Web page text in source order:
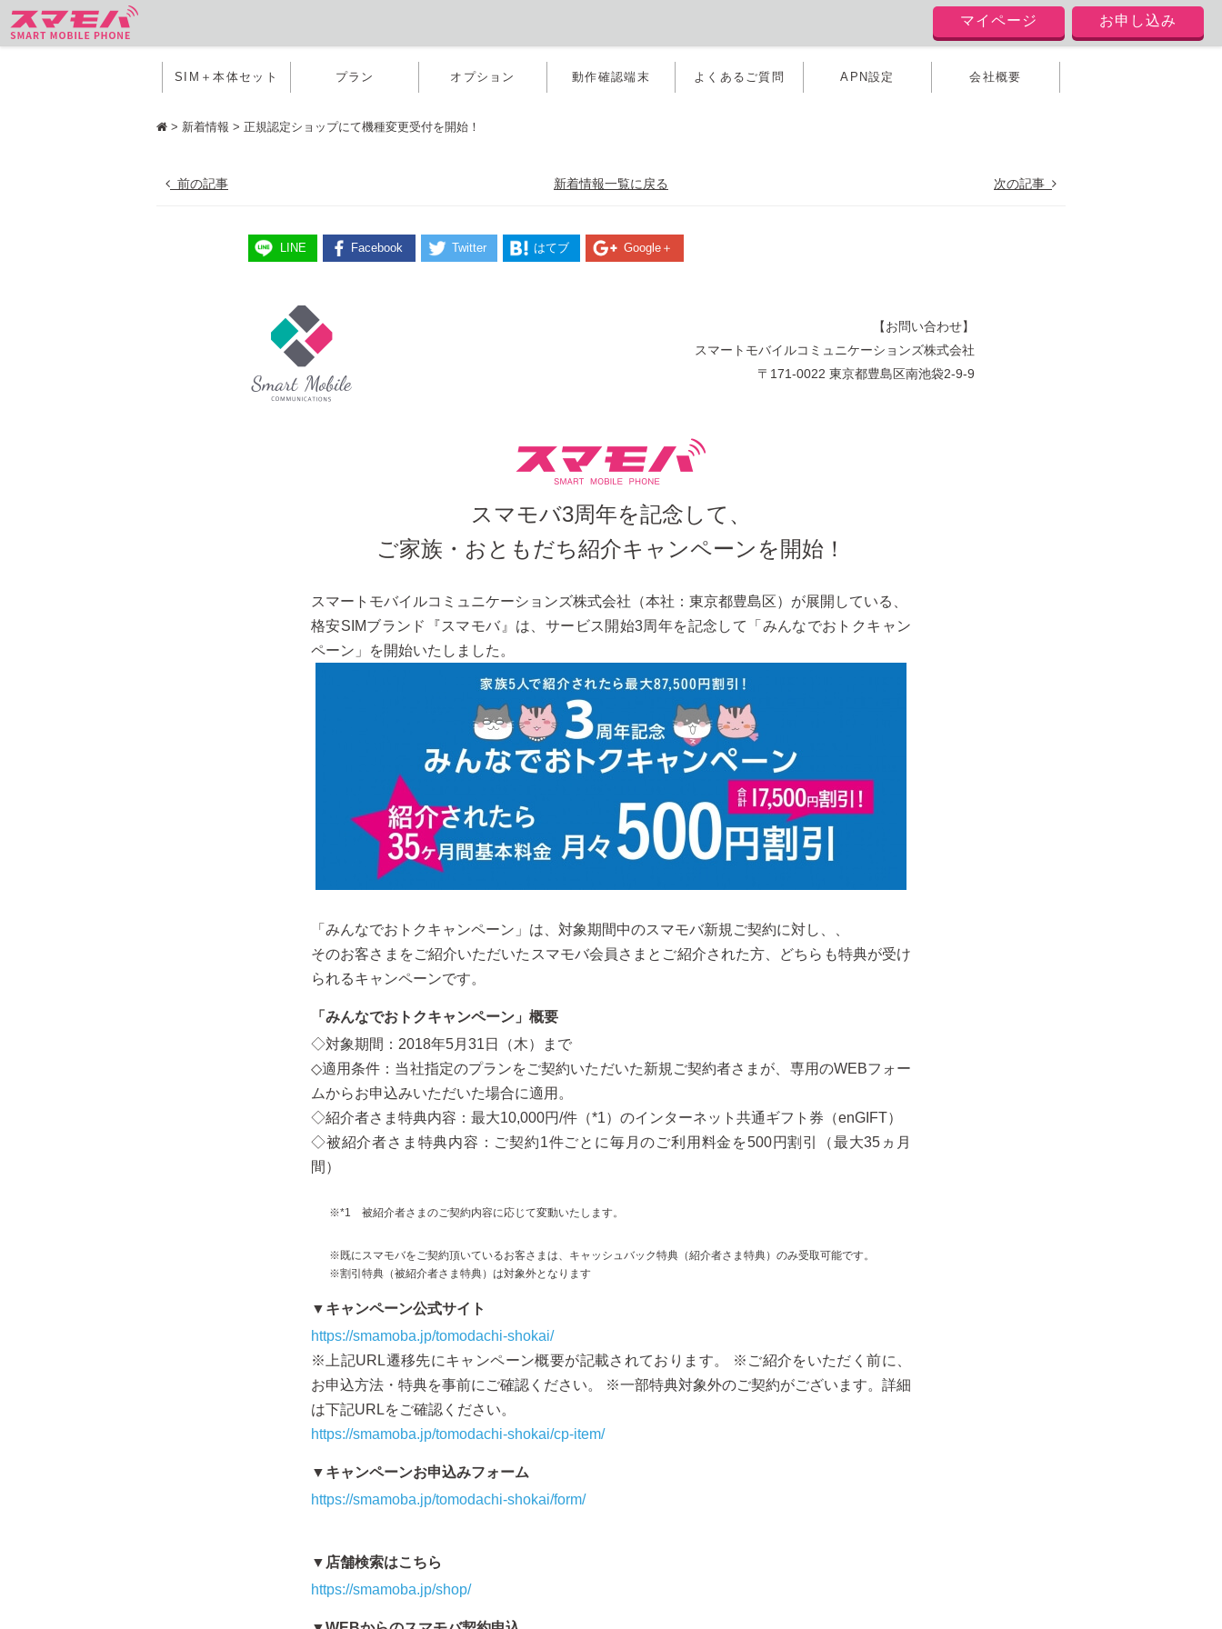
お申し込み
マイページ
SIM＋本体セット プラン オプション 動作確認端末 よくあるご質問 APN設定 会社概要
> 新着情報 > 正規認定ショップにて機種変更受付を開始！
前の記事 新着情報一覧に戻る 次の記事
LINE Facebook Twitter はてブ Google＋
【お問い合わせ】
スマートモバイルコミュニケーションズ株式会社
〒171-0022 東京都豊島区南池袋2-9-9
スマモバ3周年を記念して、
ご家族・おともだち紹介キャンペーンを開始！
スマートモバイルコミュニケーションズ株式会社（本社：東京都豊島区）が展開している、
格安SIMブランド『スマモバ』は、サービス開始3周年を記念して「みんなでおトクキャン
ペーン」を開始いたしました。
「みんなでおトクキャンペーン」は、対象期間中のスマモバ新規ご契約に対し、、
そのお客さまをご紹介いただいたスマモバ会員さまとご紹介された方、どちらも特典が受け
られるキャンペーンです。
「みんなでおトクキャンペーン」概要
◇対象期間：2018年5月31日（木）まで
◇適用条件：当社指定のプランをご契約いただいた新規ご契約者さまが、専用のWEBフォー
ムからお申込みいただいた場合に適用。
◇紹介者さま特典内容：最大10,000円/件（*1）のインターネット共通ギフト券（enGIFT）
◇被紹介者さま特典内容：ご契約1件ごとに毎月のご利用料金を500円割引（最大35ヵ月
間）
※*1 被紹介者さまのご契約内容に応じて変動いたします。
※既にスマモバをご契約頂いているお客さまは、キャッシュバック特典（紹介者さま特典）のみ受取可能です。
※割引特典（被紹介者さま特典）は対象外となります
▼キャンペーン公式サイト
https://smamoba.jp/tomodachi-shokai/
※上記URL遷移先にキャンペーン概要が記載されております。 ※ご紹介をいただく前に、
お申込方法・特典を事前にご確認ください。 ※一部特典対象外のご契約がございます。詳細
は下記URLをご確認ください。
https://smamoba.jp/tomodachi-shokai/cp-item/
▼キャンペーンお申込みフォーム
https://smamoba.jp/tomodachi-shokai/form/
▼店舗検索はこちら
https://smamoba.jp/shop/